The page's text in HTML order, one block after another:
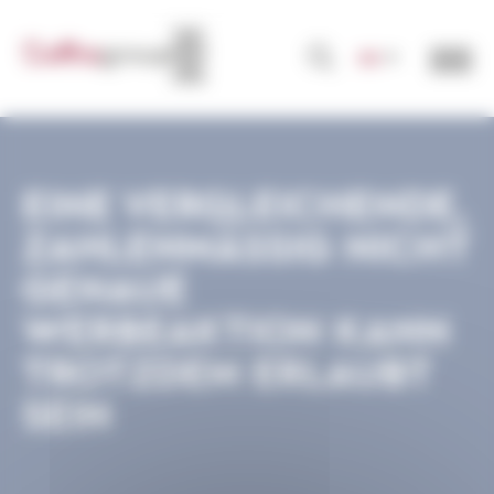
EINE VERGLEICHENDE,
ZAHLENMÄSSIG NICHT
GENAUE
WERBEAKTION KANN
TROTZDEM ERLAUBT